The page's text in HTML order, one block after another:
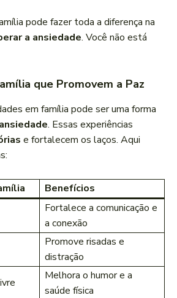
pode fazer toda a diferença na
a ansiedade. Você não está
que Promovem a Paz
em família pode ser uma forma
. Essas experiências
e fortalecem os laços. Aqui
Benefícios
Fortalece a comunicação e
a conexão
Promove risadas e
distração
Melhora o humor e a
saúde física